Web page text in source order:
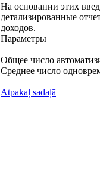
На основании этих
детализированные
доходов.
Параметры
Общее число
Среднее число
Atpakaļ sadaļā